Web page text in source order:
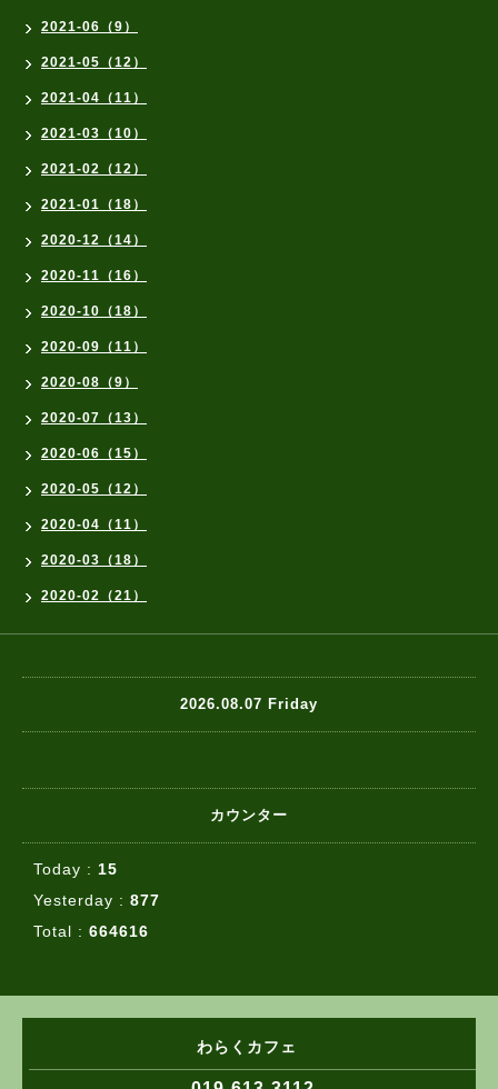
2021-06（9）
2021-05（12）
2021-04（11）
2021-03（10）
2021-02（12）
2021-01（18）
2020-12（14）
2020-11（16）
2020-10（18）
2020-09（11）
2020-08（9）
2020-07（13）
2020-06（15）
2020-05（12）
2020-04（11）
2020-03（18）
2020-02（21）
2026.08.07 Friday
カウンター
Today : 15
Yesterday : 877
Total : 664616
わらくカフェ